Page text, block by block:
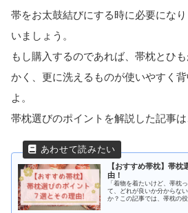
帯をお太鼓結びにする時に必要にな
いましょう。
もし購入するのであれば、帯枕とひ
かく、更に洗えるものが使いやすく
よ。
帯枕選びのポイントを解説した記事は
【おすすめ帯枕】帯
由！
「着物を着たいけど、帯枕
て、どれが良いか分からな
か？この記事では、帯枕の